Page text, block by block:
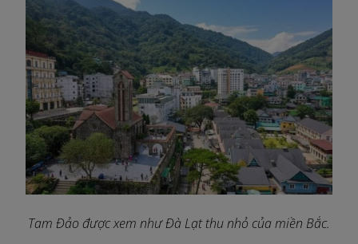
Tam Đảo được xem như Đà Lạt thu nhỏ của miền Bắc.